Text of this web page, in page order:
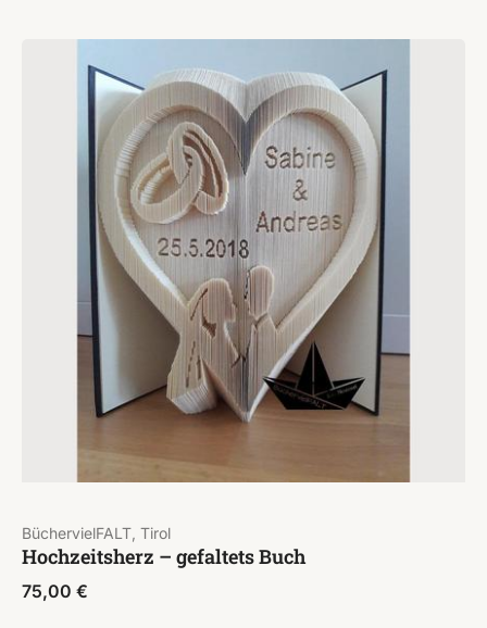
BüchervielFALT, Tirol
Hochzeitsherz – gefaltets Buch
75,00 €